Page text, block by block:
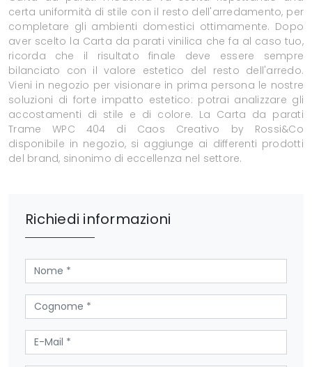
certa uniformità di stile con il resto dell'arredamento, per
completare gli ambienti domestici ottimamente. Dopo
aver scelto la Carta da parati vinilica che fa al caso tuo,
ricorda che il risultato finale deve essere sempre
bilanciato con il valore estetico del resto dell'arredo.
Vieni in negozio per visionare in prima persona le nostre
soluzioni di forte impatto estetico: potrai analizzare gli
accostamenti di stile e di colore. La Carta da parati
Trame WPC 404 di Caos Creativo by Rossi&Co
disponibile in negozio, si aggiunge ai differenti prodotti
del brand, sinonimo di eccellenza nel settore.
Richiedi informazioni